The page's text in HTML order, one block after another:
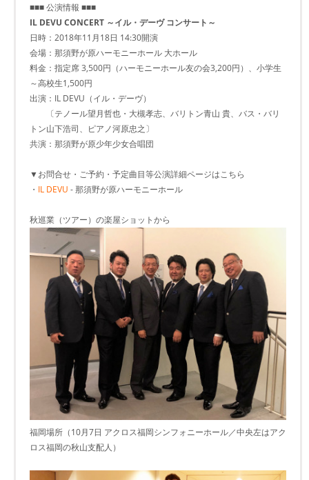
■■■ 公演情報 ■■■
IL DEVU CONCERT ～イル・デーヴ コンサート～
日時：2018年11月18日 14:30開演
会場：那須野が原ハーモニーホール 大ホール
料金：指定席 3,500円（ハーモニーホール友の会3,200円）、小学生
～高校生1,500円
出演：IL DEVU（イル・デーヴ）
〔テノール望月哲也・大槻孝志、バリトン青山 貴、バス・バリ
トン山下浩司、ピアノ河原忠之〕
共演：那須野が原少年少女合唱団
▼お問合せ・ご予約・予定曲目等公演詳細ページはこちら
・ IL DEVU - 那須野が原ハーモニーホール
秋巡業（ツアー）の楽屋ショットから
福岡場所（10月7日 アクロス福岡シンフォニーホール／中央左はアク
ロス福岡の秋山支配人）